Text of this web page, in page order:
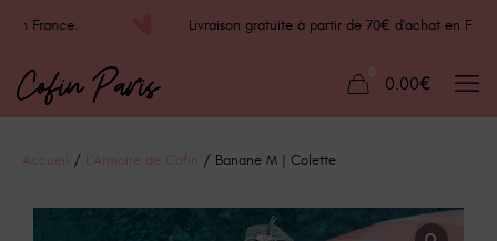
en France. Livraison gratuite à partir de 70€ d'achat en
0
0.00€
Accueil / L'Armoire de Cofin / Banane M | Colette